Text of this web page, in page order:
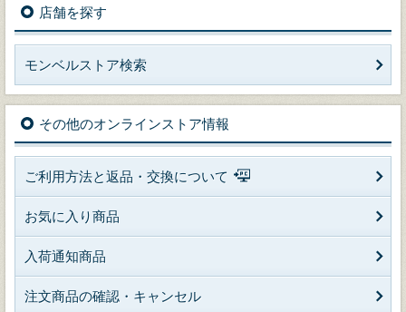
店舗を探す
モンベルストア検索
その他のオンラインストア情報
ご利用方法と返品・交換について
お気に入り商品
入荷通知商品
注文商品の確認・キャンセル